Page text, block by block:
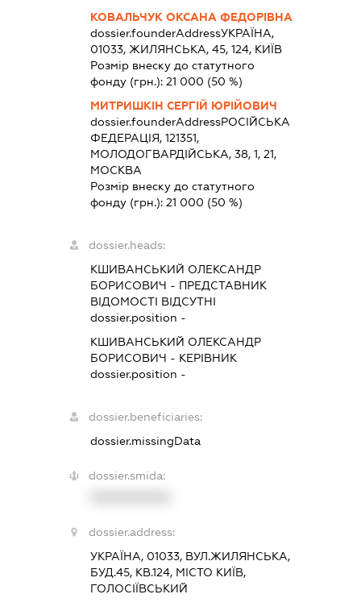
КОВАЛЬЧУК ОКСАНА ФЕДОРІВНА
dossier.founderAddressУКРАЇНА,
01033, ЖИЛЯНСЬКА, 45, 124, КИЇВ
Розмір внеску до статутного
фонду (грн.): 21 000 (50 %)
МИТРИШКІН СЕРГІЙ ЮРІЙОВИЧ
dossier.founderAddressРОСІЙСЬКА
ФЕДЕРАЦІЯ, 121351,
МОЛОДОГВАРДІЙСЬКА, 38, 1, 21,
МОСКВА
Розмір внеску до статутного
фонду (грн.): 21 000 (50 %)
dossier.heads:
КШИВАНСЬКИЙ ОЛЕКСАНДР
БОРИСОВИЧ - ПРЕДСТАВНИК
ВІДОМОСТІ ВІДСУТНІ
dossier.position -
КШИВАНСЬКИЙ ОЛЕКСАНДР
БОРИСОВИЧ - КЕРІВНИК
dossier.position -
dossier.beneficiaries:
dossier.missingData
dossier.smida:
dossier.address:
УКРАЇНА, 01033, ВУЛ.ЖИЛЯНСЬКА,
БУД.45, КВ.124, МІСТО КИЇВ,
ГОЛОСІЇВСЬКИЙ